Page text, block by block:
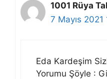
1001 Rüya
7 Mayıs 2021
Eda Kardeşim
Yorumu Şöyle :